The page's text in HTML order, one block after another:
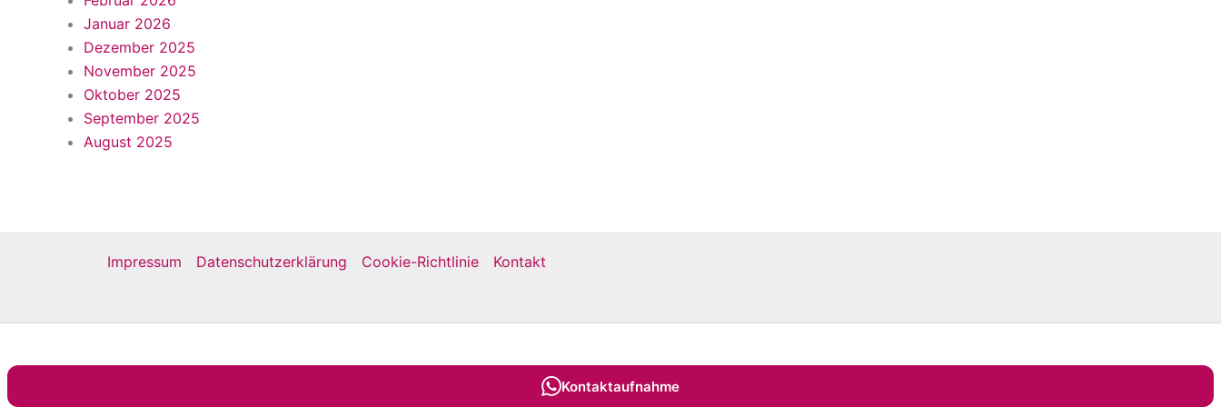
Januar 2026
Dezember 2025
November 2025
Oktober 2025
September 2025
August 2025
Impressum Datenschutzerklärung Cookie-Richtlinie Kontakt
Copyright © 2026
Kontaktaufnahme